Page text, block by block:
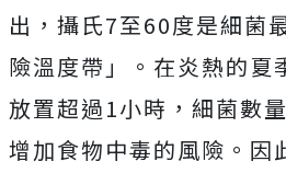
出，攝氏7至60度是細菌
險溫度帶」。在炎熱的夏
放置超過1小時，細菌數
增加食物中毒的風險。因